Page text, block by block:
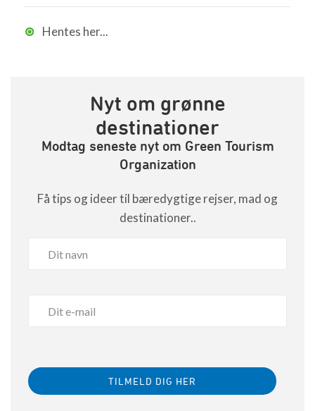
Hentes her...
Nyt om grønne
destinationer
Modtag seneste nyt om Green Tourism
Organization
Få tips og ideer til bæredygtige rejser, mad og
destinationer..